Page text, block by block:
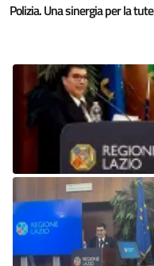
Polizia. Una sinergia per la